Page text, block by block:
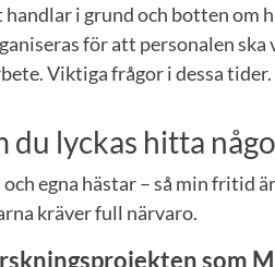
i grund och botten om
för att personalen
Viktiga frågor i dessa tider.
du lyckas hitta
och egna hästar – så min fritid
kräver full närvaro.
som